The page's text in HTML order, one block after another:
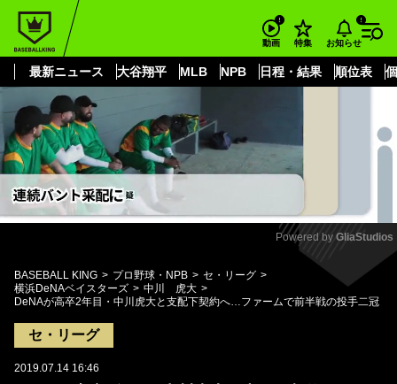
動画 特集 お知らせ
最新ニュース 大谷翔平 MLB NPB 日程・結果 順位表
もっと見る
Mute
Powered by GliaStudios
BASEBALL KING プロ野球・NPB
セ・リーグ
横浜DeNAベイスターズ
中川 虎大
DeNAが高卒2年目・中川虎大と支配下契約へ…ファームで前半戦の投手二冠
セ・リーグ
2019.07.14 16:46